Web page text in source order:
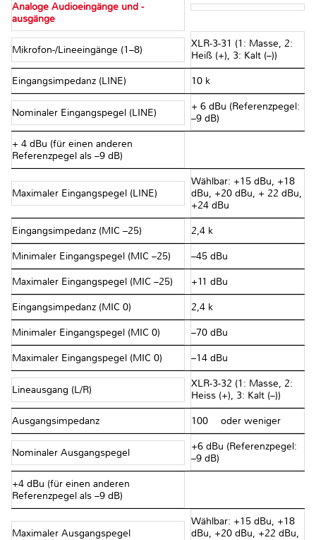
Analoge Audioeingänge und -
ausgänge
Mikrofon-/Lineeingänge (1–8)
XLR-3-31 (1: Masse, 2:
Heiß (+), 3: Kalt (–))
Eingangsimpedanz (LINE) 10 kΩ
Nominaler Eingangspegel (LINE)
+ 6 dBu (Referenzpegel:
–9 dB)
+ 4 dBu (für einen anderen
Referenzpegel als –9 dB)
Maximaler Eingangspegel (LINE)
Wählbar: +15 dBu, +18
dBu, +20 dBu, + 22 dBu,
+24 dBu
Eingangsimpedanz (MIC –25) 2,4 kΩ
Minimaler Eingangspegel (MIC –25) –45 dBu
Maximaler Eingangspegel (MIC –25) +11 dBu
Eingangsimpedanz (MIC 0) 2,4 kΩ
Minimaler Eingangspegel (MIC 0) –70 dBu
Maximaler Eingangspegel (MIC 0) –14 dBu
Lineausgang (L/R)
XLR-3-32 (1: Masse, 2:
Heiss (+), 3: Kalt (–))
Ausgangsimpedanz 100 Ω oder weniger
Nominaler Ausgangspegel
+6 dBu (Referenzpegel:
–9 dB)
+4 dBu (für einen anderen
Referenzpegel als –9 dB)
Maximaler Ausgangspegel
Wählbar: +15 dBu, +18
dBu, +20 dBu, +22 dBu,